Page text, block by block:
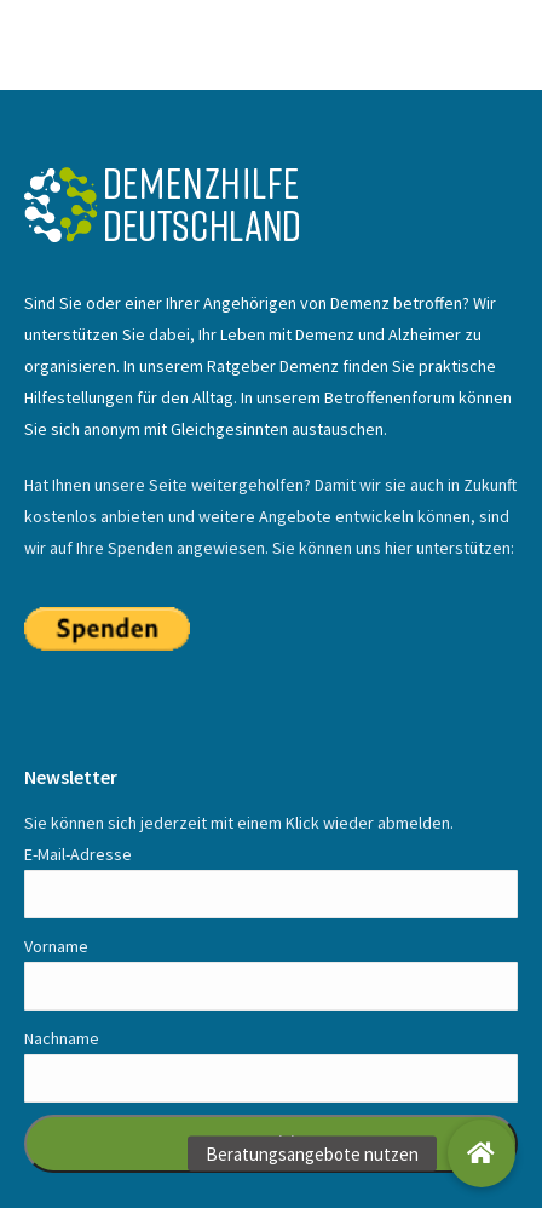
Sind Sie oder einer Ihrer Angehörigen von Demenz betroffen? Wir
unterstützen Sie dabei, Ihr Leben mit Demenz und Alzheimer zu
organisieren. In unserem Ratgeber Demenz finden Sie praktische
Hilfestellungen für den Alltag. In unserem Betroffenenforum können
Sie sich anonym mit Gleichgesinnten austauschen.
Hat Ihnen unsere Seite weitergeholfen? Damit wir sie auch in Zukunft
kostenlos anbieten und weitere Angebote entwickeln können, sind
wir auf Ihre Spenden angewiesen. Sie können uns hier unterstützen:
Newsletter
Sie können sich jederzeit mit einem Klick wieder abmelden.
E-Mail-Adresse
Vorname
Nachname